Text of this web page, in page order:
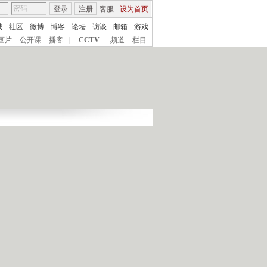
客服 设为首页
登录 注册
社区 微博 博客 论坛 访谈 邮箱
游戏
片
公开课 播客 CCTV 频道 栏目